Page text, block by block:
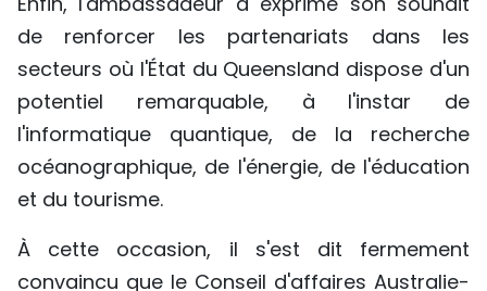
de renforcer les partenariats dans les
secteurs où l'État du Queensland dispose d'un
potentiel remarquable, à l'instar de
l'informatique quantique, de la recherche
océanographique, de l'énergie, de l'éducation
et du tourisme.
À cette occasion, il s'est dit fermement
convaincu que le Conseil d'affaires Australie-